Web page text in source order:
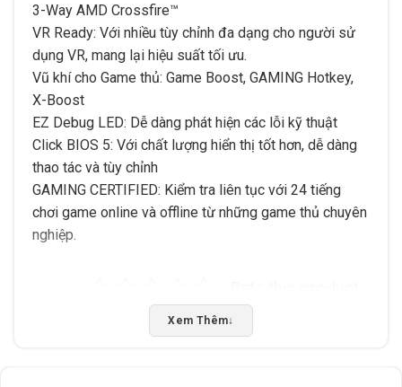
3-Way AMD Crossfire™
VR Ready: Với nhiều tùy chỉnh đa dạng cho người sử
dụng VR, mang lại hiệu suất tối ưu.
Vũ khí cho Game thủ: Game Boost, GAMING Hotkey,
X-Boost
EZ Debug LED: Dễ dàng phát hiện các lỗi kỹ thuật
Click BIOS 5: Với chất lượng hiển thị tốt hơn, dễ dàng
thao tác và tùy chỉnh
GAMING CERTIFIED: Kiểm tra liên tục với 24 tiếng
chơi game online và offline từ những game thủ chuyên
nghiệp.
Bấm 5 sao để ủng hộ shop
Xem Thêm↓